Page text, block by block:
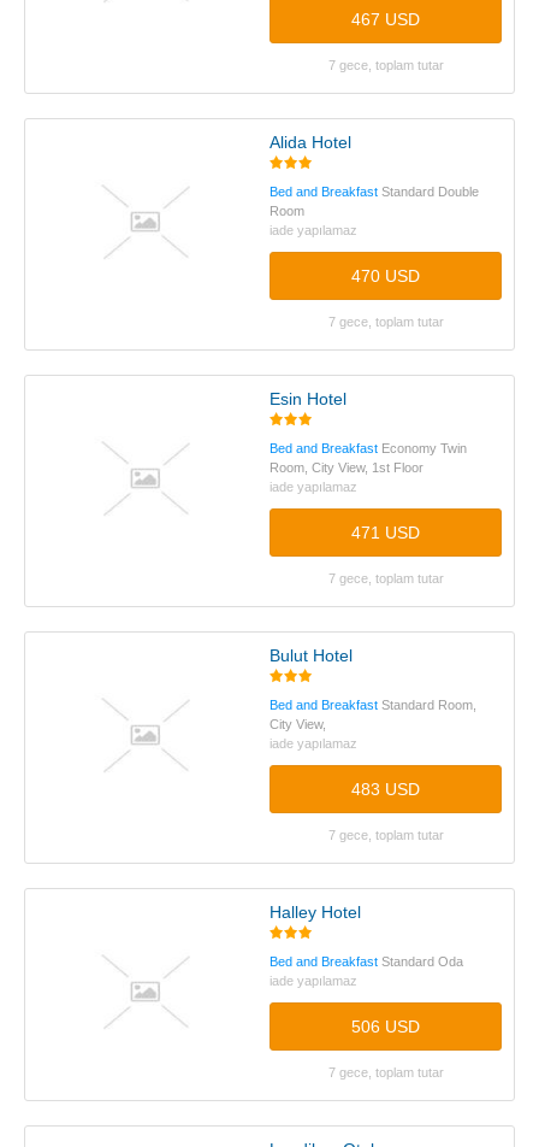
467 USD
7 gece, toplam tutar
Alida Hotel
Bed and Breakfast Standard Double
Room
iade yapılamaz
470 USD
7 gece, toplam tutar
Esin Hotel
Bed and Breakfast Economy Twin
Room, City View, 1st Floor
iade yapılamaz
471 USD
7 gece, toplam tutar
Bulut Hotel
Bed and Breakfast Standard Room,
City View,
iade yapılamaz
483 USD
7 gece, toplam tutar
Halley Hotel
Bed and Breakfast Standard Oda
iade yapılamaz
506 USD
7 gece, toplam tutar